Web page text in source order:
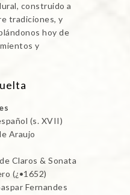
construido a
tradiciones, y
hoy de
y
(s. XVII)
Araujo
Claros & Sonata
(¿•1652)
Fernandes